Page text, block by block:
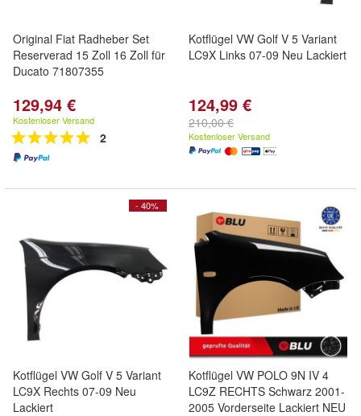
Original Fiat Radheber Set
Reserverad 15 Zoll 16 Zoll für
Ducato 71807355
129,94 €
Kostenloser Versand
2
Kotflügel VW Golf V 5 Variant
LC9X Links 07-09 Neu Lackiert
124,99 €
210,00 €
Kostenloser Versand
- 40%
Kotflügel VW Golf V 5 Variant
LC9X Rechts 07-09 Neu
Lackiert
Kotflügel VW POLO 9N IV 4
LC9Z RECHTS Schwarz 2001-
2005 Vorderseite Lackiert NEU